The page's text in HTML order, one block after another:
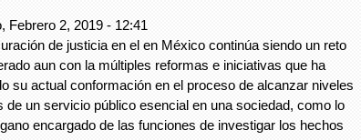
Febrero 2, 2019 - 12:41
de justicia en el en México continúa siendo un reto
aun con la múltiples reformas e iniciativas que ha
su actual conformación en el proceso de alcanzar niveles
de un servicio público esencial en una sociedad, como lo
encargado de las funciones de investigar los hechos